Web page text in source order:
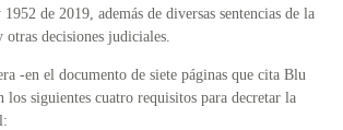
de 2019, además de diversas sentencias de la
decisiones judiciales.
-en el documento de siete páginas que cita Blu
los siguientes cuatro requisitos para decretar la